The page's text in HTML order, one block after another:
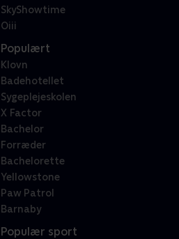
SkyShowtime
Oiii
Populært
Klovn
Badehotellet
Sygeplejeskolen
X Factor
Bachelor
Forræder
Bachelorette
Yellowstone
Paw Patrol
Barnaby
Populær sport